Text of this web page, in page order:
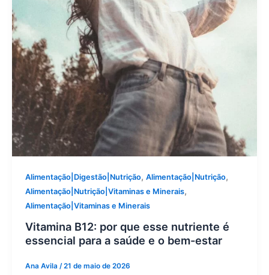
Alimentação|Digestão|Nutrição, Alimentação|Nutrição,
Alimentação|Nutrição|Vitaminas e Minerais,
Alimentação|Vitaminas e Minerais
Vitamina B12: por que esse nutriente é
essencial para a saúde e o bem-estar
Ana Avila /21 de maio de 2026